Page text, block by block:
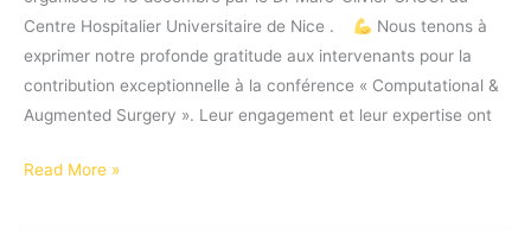
Centre Hospitalier Universitaire de Nice .
Nous tenons à
exprimer notre profonde gratitude aux intervenants pour la
contribution exceptionnelle à la conférence « Computational &
Augmented Surgery ». Leur engagement et leur expertise ont
Conférence
Read More »